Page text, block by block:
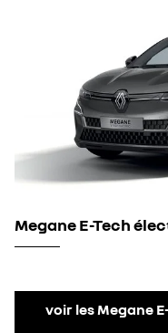
Megane E-Tech
voir les Megane